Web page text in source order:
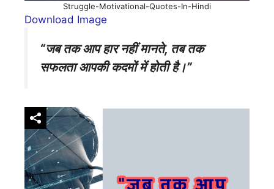
Struggle-Motivational-Quotes-In-Hindi
Download Image
“जब तक आप हार नहीं मानते, तब तक
सफलता आपकी कदमों में होती है।”